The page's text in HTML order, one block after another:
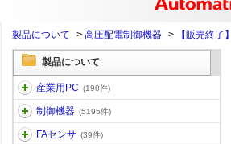
製品について > 高圧配電制御機器 > 【販売終了
製品について
産業用PC (190件)
制御機器 (5195件)
FAセンサ (39件)